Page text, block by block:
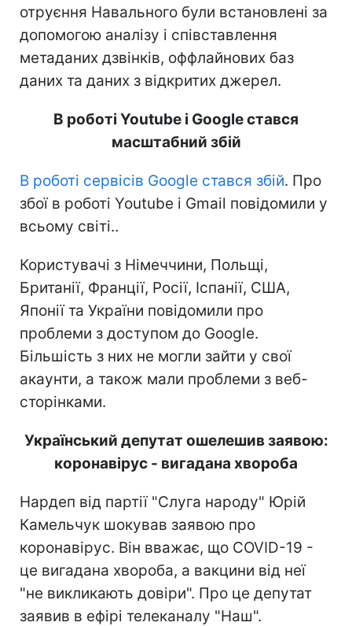
отруєння Навального були встановлені за
допомогою аналізу і співставлення
метаданих дзвінків, оффлайнових баз
даних та даних з відкритих джерел.
В роботі Youtube і Google стався
масштабний збій
В роботі сервісів Google стався збій. Про
збої в роботі Youtube і Gmail повідомили у
всьому світі..
Користувачі з Німеччини, Польщі,
Британії, Франції, Росії, Іспанії, США,
Японії та України повідомили про
проблеми з доступом до Google.
Більшість з них не могли зайти у свої
акаунти, а також мали проблеми з веб-
сторінками.
Український депутат ошелешив заявою:
коронавірус - вигадана хвороба
Нардеп від партії "Слуга народу" Юрій
Камельчук шокував заявою про
коронавірус. Він вважає, що COVID-19 -
це вигадана хвороба, а вакцини від неї
"не викликають довіри". Про це депутат
заявив в ефірі телеканалу "Наш".